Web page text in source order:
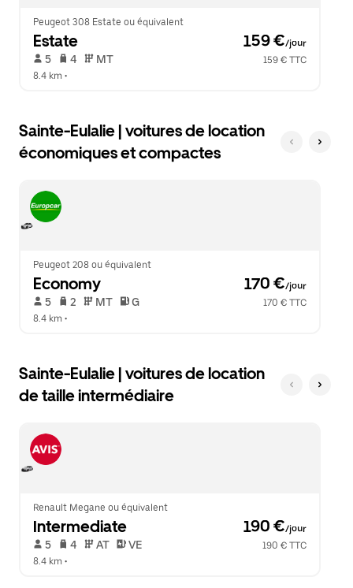
calendrier.
Peugeot 308 Estate ou équivalent
Estate 159 €/jour
5 4 MT
159 € TTC
8.4 km •
Sainte-Eulalie | voitures de location
économiques et compactes
Peugeot 208 ou équivalent
Economy 170 €/jour
5 2 MT G
170 € TTC
8.4 km •
Sainte-Eulalie | voitures de location
de taille intermédiaire
Renault Megane ou équivalent
Intermediate 190 €/jour
5 4 AT VE
190 € TTC
8.4 km •